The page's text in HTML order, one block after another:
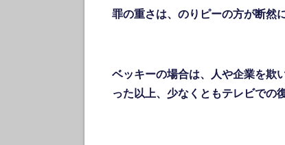
罪の重さは、のりピーの方が断然
ベッキーの場合は、人や企業を欺
った以上、少なくともテレビでの